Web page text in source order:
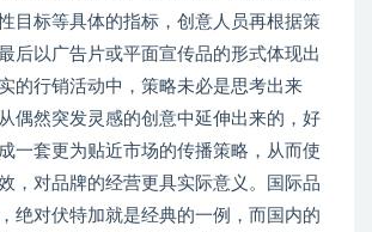
目标等具体的指标，创意人员再根据策
后以广告片或平面宣传品的形式体现出
的行销活动中，策略未必是思考出来
偶然突发灵感的创意中延伸出来的，好
一套更为贴近市场的传播策略，从而使
，对品牌的经营更具实际意义。国际品
绝对伏特加就是经典的一例，而国内的